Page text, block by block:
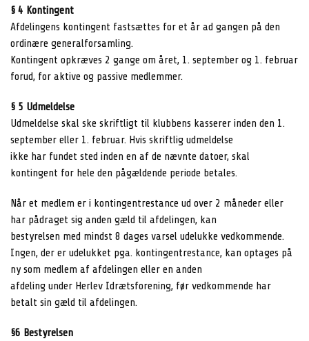
§ 4 Kontingent
Afdelingens kontingent fastsættes for et år ad gangen på den
ordinære generalforsamling.
Kontingent opkræves 2 gange om året, 1. september og 1. februar
forud, for aktive og passive medlemmer.
§ 5 Udmeldelse
Udmeldelse skal ske skriftligt til klubbens kasserer inden den 1.
september eller 1. februar. Hvis skriftlig udmeldelse
ikke har fundet sted inden en af de nævnte datoer, skal
kontingent for hele den pågældende periode betales.
Når et medlem er i kontingentrestance ud over 2 måneder eller
har pådraget sig anden gæld til afdelingen, kan
bestyrelsen med mindst 8 dages varsel udelukke vedkommende.
Ingen, der er udelukket pga. kontingentrestance, kan optages på
ny som medlem af afdelingen eller en anden
afdeling under Herlev Idrætsforening, før vedkommende har
betalt sin gæld til afdelingen.
§6 Bestyrelsen